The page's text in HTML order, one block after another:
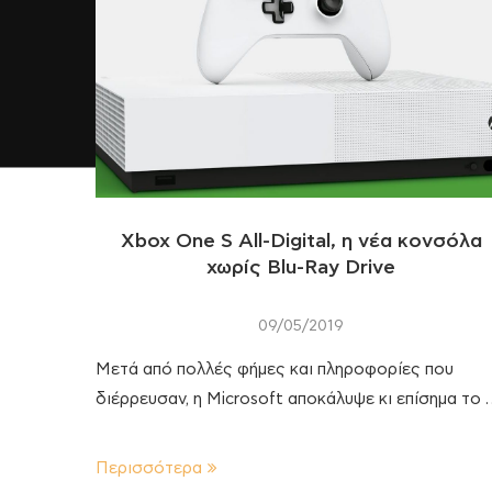
Xbox One S All-Digital, η νέα κονσόλα
χωρίς Blu-Ray Drive
09/05/2019
Μετά από πολλές φήμες και πληροφορίες που
διέρρευσαν, η Microsoft αποκάλυψε κι επίσημα το
Περισσότερα